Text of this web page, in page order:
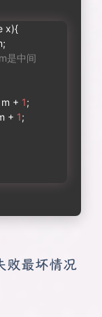
x){
是中间
m + 1;
+ 1;
败最坏情况